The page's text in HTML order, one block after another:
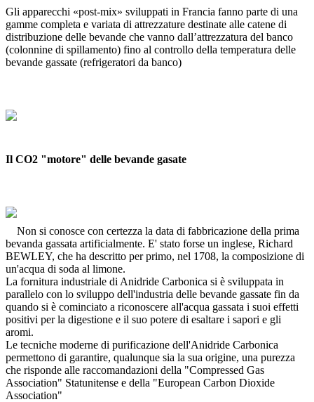
Gli apparecchi «post-mix» sviluppati in Francia fanno parte di una
gamme completa e variata di attrezzature destinate alle catene di
distribuzione delle bevande che vanno dall’attrezzatura del banco
(colonnine di spillamento) fino al controllo della temperatura delle
bevande gassate (refrigeratori da banco)
Il CO2 "motore" delle bevande gasate
Non si conosce con certezza la data di fabbricazione della prima
bevanda gassata artificialmente. E' stato forse un inglese, Richard
BEWLEY, che ha descritto per primo, nel 1708, la composizione di
un'acqua di soda al limone.
La fornitura industriale di Anidride Carbonica si è sviluppata in
parallelo con lo sviluppo dell'industria delle bevande gassate fin da
quando si è cominciato a riconoscere all'acqua gassata i suoi effetti
positivi per la digestione e il suo potere di esaltare i sapori e gli
aromi.
Le tecniche moderne di purificazione dell'Anidride Carbonica
permettono di garantire, qualunque sia la sua origine, una purezza
che risponde alle raccomandazioni della "Compressed Gas
Association" Statunitense e della "European Carbon Dioxide
Association"